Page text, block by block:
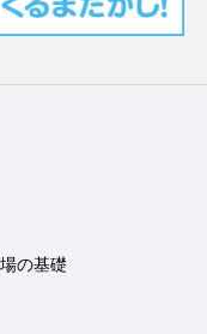
の基礎